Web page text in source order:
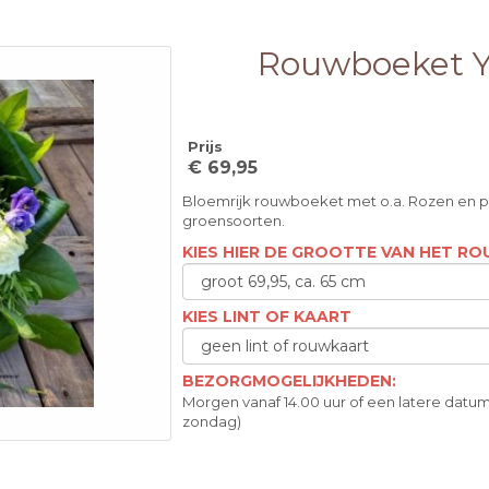
Rouwboeket
Prijs
€ 69,95
Bloemrijk rouwboeket met o.a. Rozen en
groensoorten.
KIES HIER DE GROOTTE VAN HET
KIES LINT OF KAART
BEZORGMOGELIJKHEDEN:
Morgen vanaf 14.00 uur of een latere
zondag)